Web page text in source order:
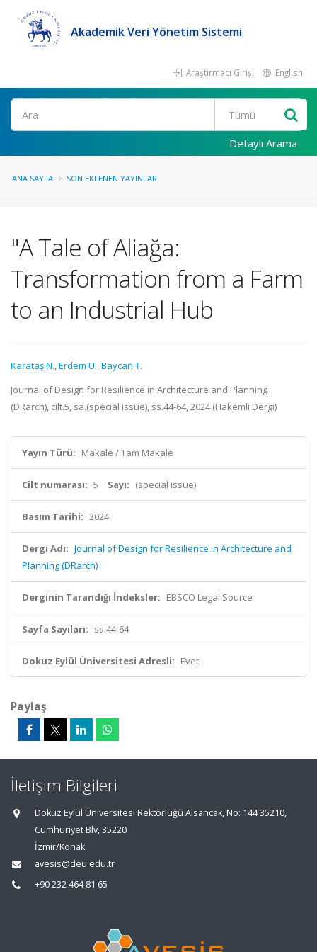
Akademik Veri Yönetim Sistemi
Araştırmacı Girişi English
Ara
Detaylı Arama
ANA SAYFA SON EKLENEN YAYINLAR
"A Tale of Aliağa:
Transformation from a Farm
to an Industrial Hub
Karataş N.,Erdem U.,Baycan T.
Journal of Design for Resilience in Architecture and Planning
(DRarch), cilt.5, sa.(special issue), ss.44-64, 2024 (Hakemli Dergi)
Yayın Türü: Makale / Tam Makale
Cilt numarası: 5 Sayı: (special issue)
Basım Tarihi: 2024
Dergi Adı: Journal of Design for Resilience in Architecture and
Planning (DRarch)
Derginin Tarandığı İndeksler: EBSCO Legal Source
Sayfa Sayıları: ss.44-64
Dokuz Eylül Üniversitesi Adresli: Evet
Paylaş
İletişim Bilgileri
Dokuz Eylül Üniversitesi Rektörlüğü Alsancak, No: 144 35210,
Cumhuriyet Blv, 35220
İzmir/Konak
avesis@deu.edu.tr
+90 232 464 81 65